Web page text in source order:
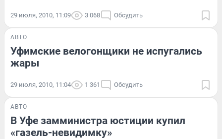
29 июля, 2010, 11:09 3 068 Обсудить
АВТО
Уфимские велогонщики не испугались
жары
29 июля, 2010, 11:04 1 361 Обсудить
АВТО
В Уфе замминистра юстиции купил
«газель-невидимку»